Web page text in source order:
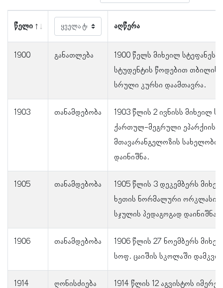
წელი აღწერა
1900 განათლება
1900 წელს მიხეილ სტეფანეს
სტუდენტის წოდებით
სრული კურსი დაამთავრა.
1903 თანამდებობა
1903 წლის 2 ივნისს მიხეილ
ქართულ-მეგრული ეპარქიის
მთავარანგელოზის
დაინიშნა.
1905 თანამდებობა
1905 წლის 3 დეკემბერს
ხეთის ნორმალური
სჯულის პედაგოგად დაინიშნა.
1906 თანამდებობა
1906 წლის 27 ნოემბერს
სოფ. ცაიშის სკოლაში
1914 ღონისძიება 1914 წლის 12 აგვისტოს